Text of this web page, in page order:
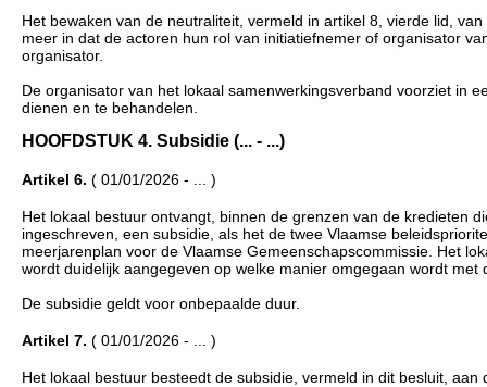
Het bewaken van de neutraliteit, vermeld in artikel 8, vierde lid,
meer in dat de actoren hun rol van initiatiefnemer of organisator
organisator.
De organisator van het lokaal samenwerkingsverband voorziet in
dienen en te behandelen.
HOOFDSTUK 4. Subsidie (... - ...)
Artikel 6. ( 01/01/2026 - ... )
Het lokaal bestuur ontvangt, binnen de grenzen van de kredieten
ingeschreven, een subsidie, als het de twee Vlaamse
meerjarenplan voor de Vlaamse Gemeenschapscommissie. Het
wordt duidelijk aangegeven op welke manier omgegaan wordt met
De subsidie geldt voor onbepaalde duur.
Artikel 7. ( 01/01/2026 - ... )
Het lokaal bestuur besteedt de subsidie, vermeld in dit besluit,